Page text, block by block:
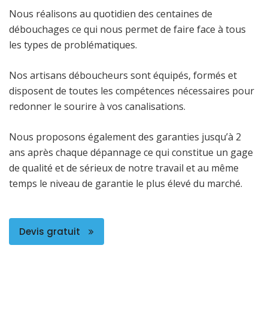
Nous réalisons au quotidien des centaines de
débouchages ce qui nous permet de faire face à tous
les types de problématiques.
Nos artisans déboucheurs sont équipés, formés et
disposent de toutes les compétences nécessaires pour
redonner le sourire à vos canalisations.
Nous proposons également des garanties jusqu’à 2
ans après chaque dépannage ce qui constitue un gage
de qualité et de sérieux de notre travail et au même
temps le niveau de garantie le plus élevé du marché.
Devis gratuit